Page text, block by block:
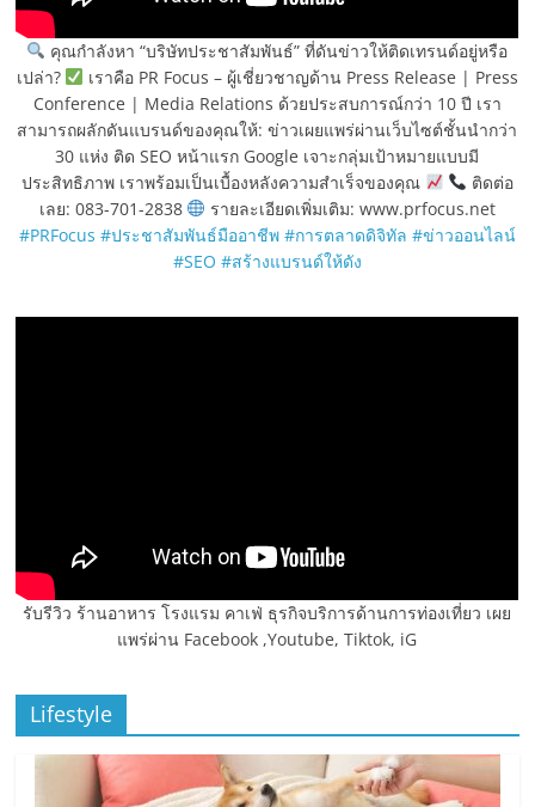
คุณกำลังหา “บริษัทประชาสัมพันธ์” ที่ดันข่าวให้ติดเทรนด์อยู่หรือ
เปล่า?
เราคือ PR Focus – ผู้เชี่ยวชาญด้าน Press Release | Press
Conference | Media Relations ด้วยประสบการณ์กว่า 10 ปี เรา
สามารถผลักดันแบรนด์ของคุณให้: ข่าวเผยแพร่ผ่านเว็บไซต์ชั้นนำกว่า
30 แห่ง ติด SEO หน้าแรก Google เจาะกลุ่มเป้าหมายแบบมี
ประสิทธิภาพ เราพร้อมเป็นเบื้องหลังความสำเร็จของคุณ
ติดต่อ
เลย: 083-701-2838
รายละเอียดเพิ่มเติม: www.prfocus.net
#PRFocus #ประชาสัมพันธ์มืออาชีพ #การตลาดดิจิทัล #ข่าวออนไลน์
#SEO #สร้างแบรนด์ให้ดัง
รับรีวิว ร้านอาหาร โรงแรม คาเฟ่ ธุรกิจบริการด้านการท่องเที่ยว เผย
แพร่ผ่าน Facebook ,Youtube, Tiktok, iG
Lifestyle